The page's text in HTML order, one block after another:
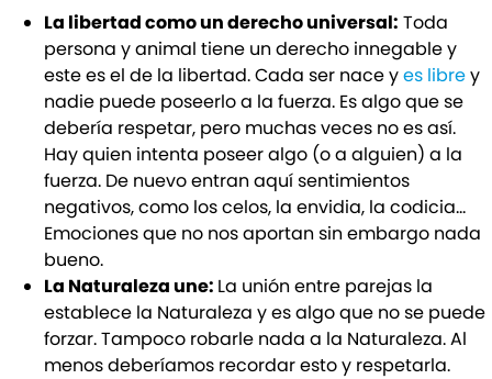
La libertad como un derecho universal: Toda
persona y animal tiene un derecho innegable y
este es el de la libertad. Cada ser nace yes librey
nadie puede poseerlo a la fuerza. Es algo que se
debería respetar, pero muchas veces no es así.
Hay quien intenta poseer algo (o a alguien) a la
fuerza. De nuevo entran aquí sentimientos
negativos, como los celos, la envidia, la codicia…
Emociones que no nos aportan sin embargo nada
bueno.
La Naturaleza une: La unión entre parejas la
establece la Naturaleza y es algo que no se puede
forzar. Tampoco robarle nada a la Naturaleza. Al
menos deberíamos recordar esto y respetarla.